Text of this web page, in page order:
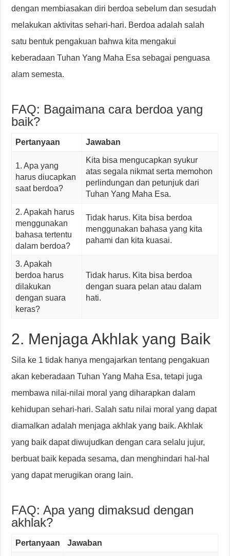
dengan membiasakan diri berdoa sebelum dan sesudah
melakukan aktivitas sehari-hari. Berdoa adalah salah
satu bentuk pengakuan bahwa kita mengakui
keberadaan Tuhan Yang Maha Esa sebagai penguasa
alam semesta.
FAQ: Bagaimana cara berdoa yang
baik?
Pertanyaan Jawaban
1. Apa yang
harus diucapkan
saat berdoa?
Kita bisa mengucapkan syukur
atas segala nikmat serta memohon
perlindungan dan petunjuk dari
Tuhan Yang Maha Esa.
2. Apakah harus
menggunakan
bahasa tertentu
dalam berdoa?
Tidak harus. Kita bisa berdoa
menggunakan bahasa yang kita
pahami dan kita kuasai.
3. Apakah
berdoa harus
dilakukan
dengan suara
keras?
Tidak harus. Kita bisa berdoa
dengan suara pelan atau dalam
hati.
2. Menjaga Akhlak yang Baik
Sila ke 1 tidak hanya mengajarkan tentang pengakuan
akan keberadaan Tuhan Yang Maha Esa, tetapi juga
membawa nilai-nilai moral yang diharapkan dalam
kehidupan sehari-hari. Salah satu nilai moral yang dapat
diamalkan adalah menjaga akhlak yang baik. Akhlak
yang baik dapat diwujudkan dengan cara selalu jujur,
berbuat baik kepada sesama, dan menghindari hal-hal
yang dapat merugikan orang lain.
FAQ: Apa yang dimaksud dengan
akhlak?
Pertanyaan Jawaban